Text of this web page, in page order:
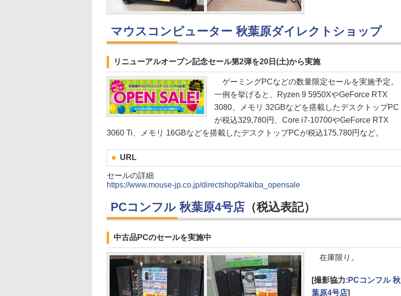
マウスコンピューター 秋葉原ダイレクトショップ
リニューアルオープン記念セール第2弾を20日(土)から実施
ゲーミングPCなどの数量限定セールを実施予定。
一例を挙げると、Ryzen 9 5950XやGeForce RTX
3080、メモリ 32GBなどを搭載したデスクトップPC
が税込329,780円、Core i7-10700やGeForce RTX
3060 Ti、メモリ 16GBなどを搭載したデスクトップPCが税込175,780円など。
URL
セールの詳細
https://www.mouse-jp.co.jp/directshop/#akiba_opensale
PCコンフル 秋葉原4号店 （税込表記）
中古品PCのセールを実施中
在庫限り。
[撮影協力: PCコンフル 秋
葉原4号店]